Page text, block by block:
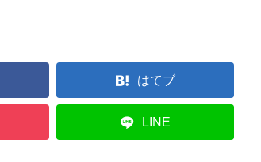
はてブ
LINE